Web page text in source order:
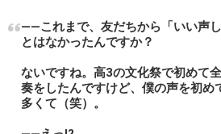
――これまで、友だちから「いい声
とはなかったんですか？
ないですね。高3の文化祭で初めて
奏をしたんですけど、僕の声を初め
多くて（笑）。